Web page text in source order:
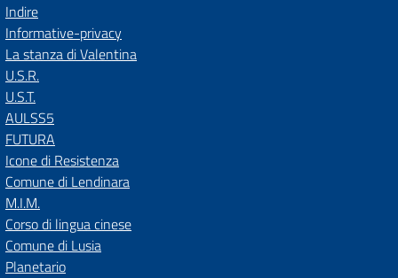
Indire
Informative-privacy
La stanza di Valentina
U.S.R.
U.S.T.
AULSS5
FUTURA
Icone di Resistenza
Comune di Lendinara
M.I.M.
Corso di lingua cinese
Comune di Lusia
Planetario